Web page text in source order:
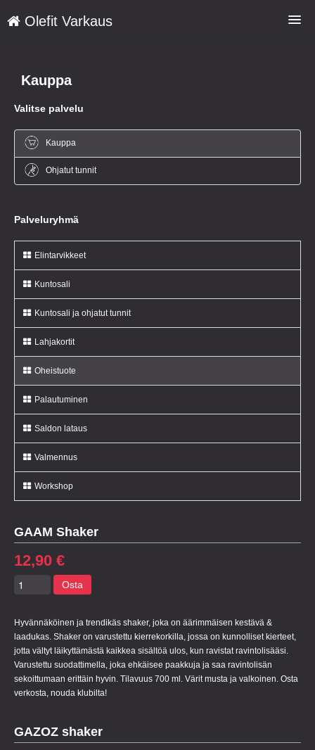
Olefit Varkaus
Verkkokaupan toimitusehdot
Rekisteriseloste
Kirjaudu
Kieli: FI
Kauppa
Valitse palvelu
Kauppa
Ohjatut tunnit
Palveluryhmä
Elintarvikkeet
Kuntosali
Kuntosali ja ohjatut tunnit
Lahjakortit
Oheistuote
Palautuminen
Saldon lataus
Valmennus
Workshop
GAAM Shaker
Hyvännäköinen ja trendikäs shaker, joka on äärimmäisen kestävä &
laadukas. Shaker on varustettu kierrekorkilla, jossa on kunnolliset kierteet,
jotta vältyt läikyttämästä kaikkea sisältöä ulos, kun ravistat ravintolisääsi.
Varustettu suodattimella, joka ehkäisee paakkuja ja saa ravintolisän
sekoittumaan erittäin hyvin. Tilavuus 700 ml. Värit musta ja valkoinen. Osta
verkosta, nouda klubilta!
12,90 €
Osta
GAZOZ shaker